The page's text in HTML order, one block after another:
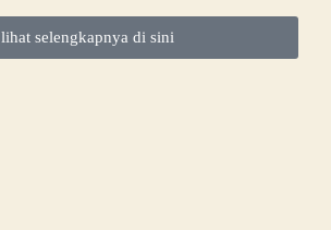
lihat selengkapnya di sini